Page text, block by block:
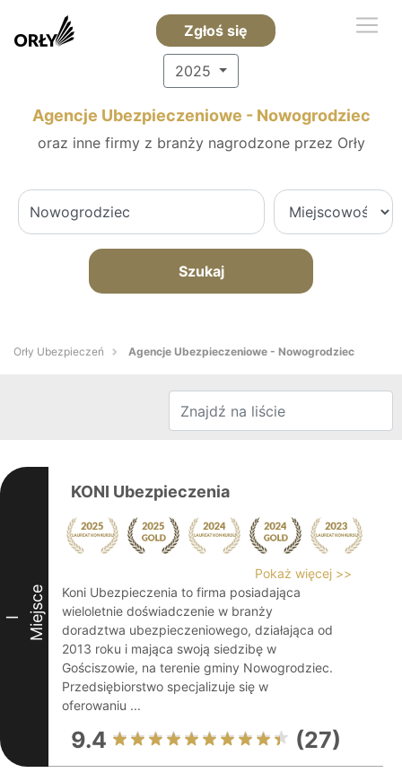
Zgłoś się
2025
Agencje Ubezpieczeniowe - Nowogrodziec
oraz inne firmy z branży nagrodzone przez Orły
Szukaj
Orły Ubezpieczeń Agencje Ubezpieczeniowe - Nowogrodziec
I Miejsce
KONI Ubezpieczenia
Pokaż więcej >>
Koni Ubezpieczenia to firma posiadająca
wieloletnie doświadczenie w branży
doradztwa ubezpieczeniowego, działająca od
2013 roku i mająca swoją siedzibę w
Gościszowie, na terenie gminy Nowogrodziec.
Przedsiębiorstwo specjalizuje się w
oferowaniu ...
9.4 (27)